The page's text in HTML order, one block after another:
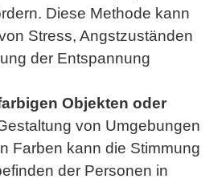
Diese Methode kann
Stress, Angstzuständen
der Entspannung
Objekten oder
von Umgebungen
Farben kann die Stimmung
der Personen in